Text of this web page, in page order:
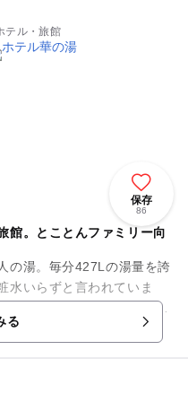
テル・旅館
保存
86
館。とことんファミリー向
の湯。毎分427Lの湯量を誇
水いらずと言われていま
癒してくれます。また露天
る